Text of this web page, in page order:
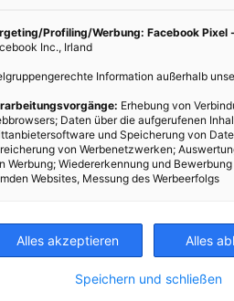
Profiling/Werbung: Facebook Pixel
Inc., Irland
Information außerhalb
Erhebung von
Daten über die aufgerufenen
und Speicherung von
von Werbenetzwerken;
Werbung; Wiedererkennung und
Websites, Messung des Werbeerfolgs
Alles akzeptieren Alles
Speichern und schließen